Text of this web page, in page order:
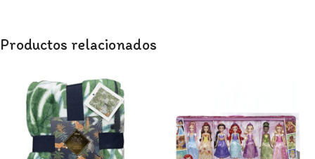
Productos relacionados